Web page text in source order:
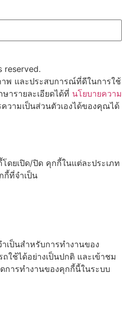
reserved.
พ และประสบการณ์ที่ดีในการใช้
ารายละเอียดได้ที่ นโยบายความ
วามเป็นส่วนตัวเองได้ของคุณได้
ดยเปิด/ปิด คุกกี้ในแต่ละประเภท
กี้ที่จำเป็น
เป็นสำหรับการทำงานของ
ใช้ได้อย่างเป็นปกติ และเข้าชม
การทำงานของคุกกี้นี้ในระบบ